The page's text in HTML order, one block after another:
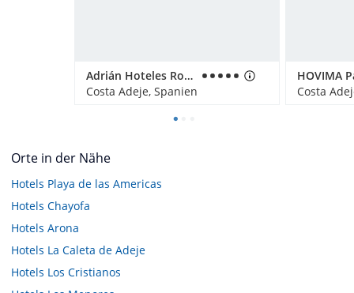
Adrián Hoteles Roca Nivaria
Costa Adeje, Spanien
HOVIMA
Costa
Orte in der Nähe
Hotels Playa de las Americas
Hotels Chayofa
Hotels Arona
Hotels La Caleta de Adeje
Hotels Los Cristianos